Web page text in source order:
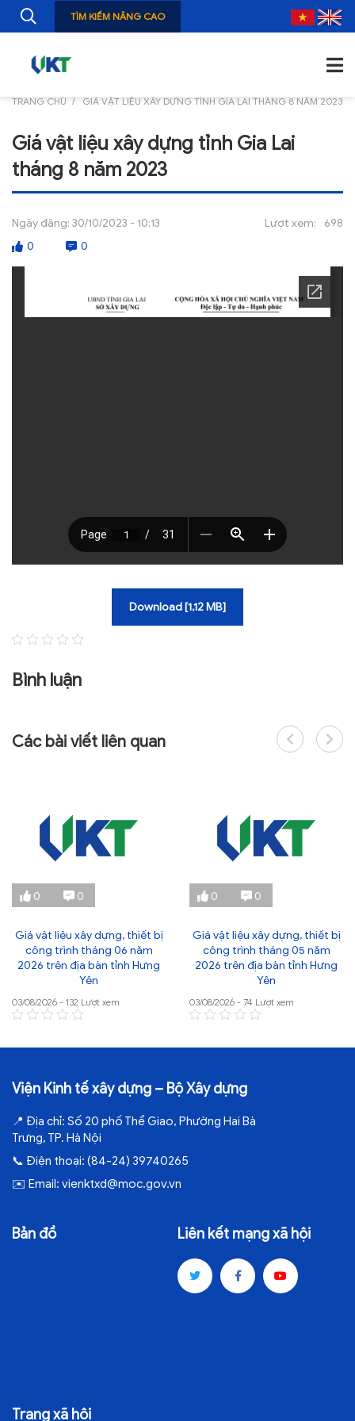
GIỚI THIỆU
TIN TỨC
NGHIÊN CỨU
ẤN PHẨM
TƯ VẤN
TÌM KIẾM NÂNG CAO
TRANG CHỦ GIÁ VẬT LIỆU XÂY DỰNG TỈNH GIA LAI THÁNG 8 NĂM 2023
Giá vật liệu xây dựng tỉnh Gia Lai
tháng 8 năm 2023
Ngày đăng: 30/10/2023 - 10:13 Lượt xem:
698
0
0
Download [1,12 MB]
Bình luận
Các bài viết liên quan
0 0
Giá vật liệu xây dựng, thiết bị
công trình tháng 06 năm
2026 trên địa bàn tỉnh Hưng
Yên
03/08/2026 - 132 Lượt xem
0 0
Giá vật liệu xây dựng, thiết bị
công trình tháng 05 năm
2026 trên địa bàn tỉnh Hưng
Yên
03/08/2026 - 74 Lượt xem
Viện Kinh tế xây dựng – Bộ Xây dựng
📍 Địa chỉ: Số 20 phố Thể Giao, Phường Hai Bà
Trưng, TP. Hà Nội
📞 Điện thoại: (84-24) 39740265
✉️ Email: vienktxd@moc.gov.vn
Bản đồ Liên kết mạng xã hội
Trang xã hội